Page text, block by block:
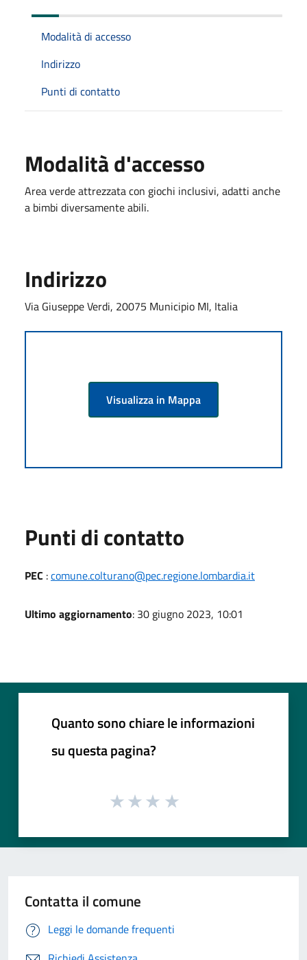
Modalità di accesso
Indirizzo
Punti di contatto
Modalità d'accesso
Area verde attrezzata con giochi inclusivi, adatti anche
a bimbi diversamente abili.
Indirizzo
Via Giuseppe Verdi, 20075 Municipio MI, Italia
Visualizza in Mappa
Punti di contatto
PEC :comune.colturano@pec.regione.lombardia.it
Ultimo aggiornamento: 30 giugno 2023, 10:01
Quanto sono chiare le informazioni
su questa pagina?
Contatta il comune
Leggi le domande frequenti